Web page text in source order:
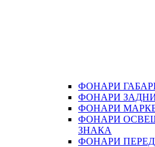
ФОНАРИ
ФОНАРИ
ФОНАРИ
ФОНАРИ
ЗНАКА
ФОНАРИ